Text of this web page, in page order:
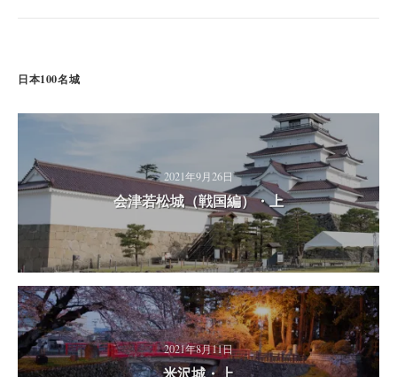
日本100名城
2021年9月26日
会津若松城（戦国編）・上
2021年8月11日